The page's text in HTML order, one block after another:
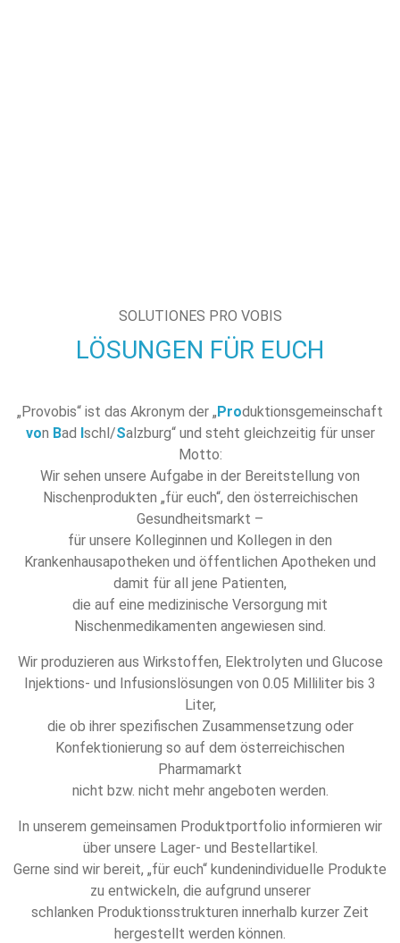
LÖSUNGEN FÜR EUCH
SOLUTIONES PRO VOBIS
„Provobis“ ist das Akronym der „Produktionsgemeinschaft
von Bad Ischl/Salzburg“ und steht gleichzeitig für unser
Motto:
Wir sehen unsere Aufgabe in der Bereitstellung von
Nischenprodukten „für euch“, den österreichischen
Gesundheitsmarkt –
für unsere Kolleginnen und Kollegen in den
Krankenhausapotheken und öffentlichen Apotheken und
damit für all jene Patienten,
die auf eine medizinische Versorgung mit
Nischenmedikamenten angewiesen sind.
Wir produzieren aus Wirkstoffen, Elektrolyten und Glucose
Injektions- und Infusionslösungen von 0.05 Milliliter bis 3
Liter,
die ob ihrer spezifischen Zusammensetzung oder
Konfektionierung so auf dem österreichischen
Pharmamarkt
nicht bzw. nicht mehr angeboten werden.
In unserem gemeinsamen Produktportfolio informieren wir
über unsere Lager- und Bestellartikel.
Gerne sind wir bereit, „für euch“ kundenindividuelle Produkte
zu entwickeln, die aufgrund unserer
schlanken Produktionsstrukturen innerhalb kurzer Zeit
hergestellt werden können.